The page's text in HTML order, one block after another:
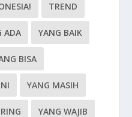
TREND
ADA YANG BAIK
BISA
YANG MASIH
YANG WAJIB